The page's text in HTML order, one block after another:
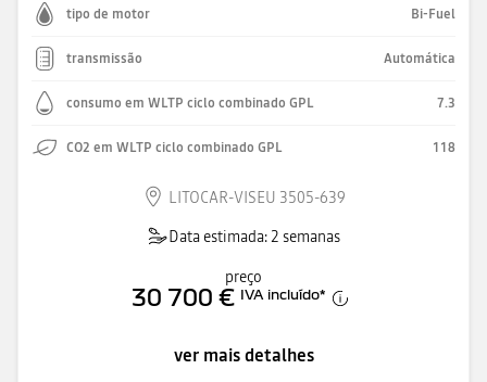
tipo de motor Bi-Fuel
transmissão Automática
consumo em WLTP ciclo combinado GPL 7.3
CO2 em WLTP ciclo combinado GPL 118
LITOCAR-VISEU 3505-639
Data estimada: 2 semanas
preço
30 700 € IVA incluído*
ver mais detalhes